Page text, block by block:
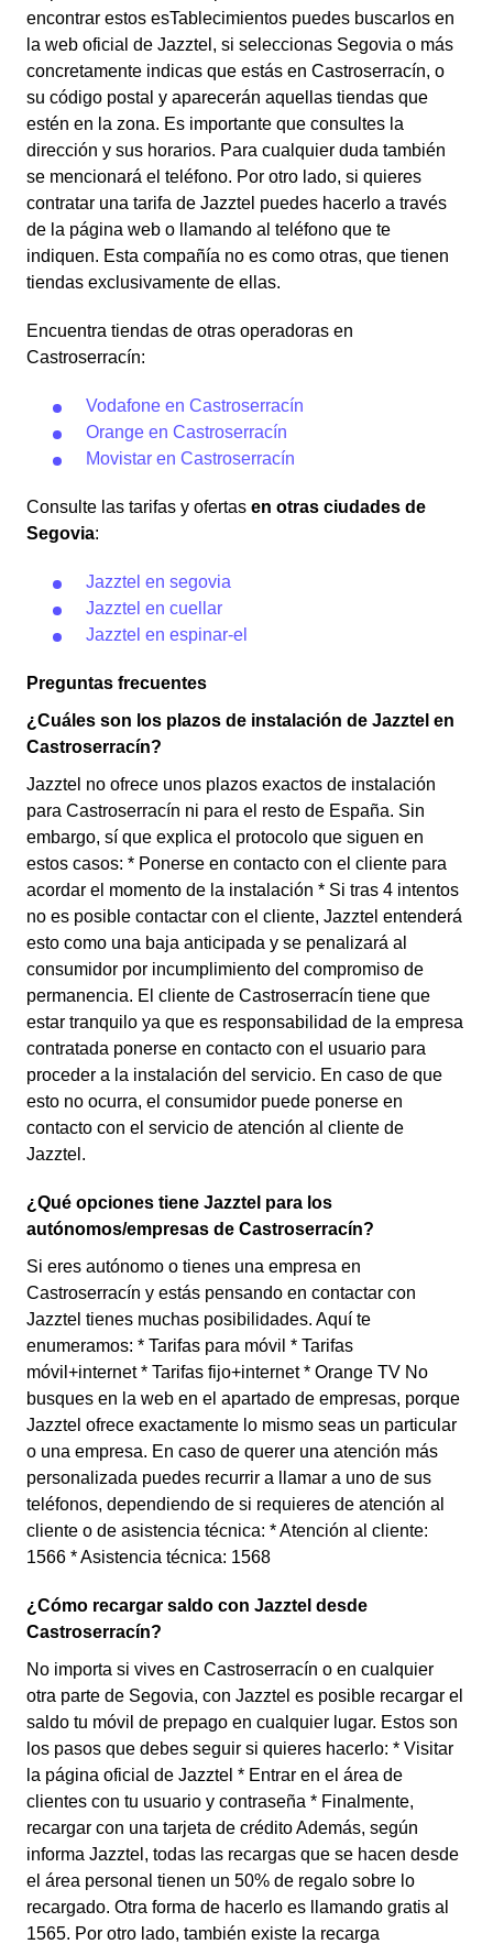
encontrar estos esTablecimientos puedes buscarlos en
la web oficial de Jazztel, si seleccionas Segovia o más
concretamente indicas que estás en Castroserracín, o
su código postal y aparecerán aquellas tiendas que
estén en la zona. Es importante que consultes la
dirección y sus horarios. Para cualquier duda también
se mencionará el teléfono. Por otro lado, si quieres
contratar una tarifa de Jazztel puedes hacerlo a través
de la página web o llamando al teléfono que te
indiquen. Esta compañía no es como otras, que tienen
tiendas exclusivamente de ellas.
Encuentra tiendas de otras operadoras en
Castroserracín:
Vodafone en Castroserracín
Orange en Castroserracín
Movistar en Castroserracín
Consulte las tarifas y ofertas en otras ciudades de
Segovia:
Jazztel en segovia
Jazztel en cuellar
Jazztel en espinar-el
Preguntas frecuentes
¿Cuáles son los plazos de instalación de Jazztel en
Castroserracín?
Jazztel no ofrece unos plazos exactos de instalación
para Castroserracín ni para el resto de España. Sin
embargo, sí que explica el protocolo que siguen en
estos casos: * Ponerse en contacto con el cliente para
acordar el momento de la instalación * Si tras 4 intentos
no es posible contactar con el cliente, Jazztel entenderá
esto como una baja anticipada y se penalizará al
consumidor por incumplimiento del compromiso de
permanencia. El cliente de Castroserracín tiene que
estar tranquilo ya que es responsabilidad de la empresa
contratada ponerse en contacto con el usuario para
proceder a la instalación del servicio. En caso de que
esto no ocurra, el consumidor puede ponerse en
contacto con el servicio de atención al cliente de
Jazztel.
¿Qué opciones tiene Jazztel para los
autónomos/empresas de Castroserracín?
Si eres autónomo o tienes una empresa en
Castroserracín y estás pensando en contactar con
Jazztel tienes muchas posibilidades. Aquí te
enumeramos: * Tarifas para móvil * Tarifas
móvil+internet * Tarifas fijo+internet * Orange TV No
busques en la web en el apartado de empresas, porque
Jazztel ofrece exactamente lo mismo seas un particular
o una empresa. En caso de querer una atención más
personalizada puedes recurrir a llamar a uno de sus
teléfonos, dependiendo de si requieres de atención al
cliente o de asistencia técnica: * Atención al cliente:
1566 * Asistencia técnica: 1568
¿Cómo recargar saldo con Jazztel desde
Castroserracín?
No importa si vives en Castroserracín o en cualquier
otra parte de Segovia, con Jazztel es posible recargar el
saldo tu móvil de prepago en cualquier lugar. Estos son
los pasos que debes seguir si quieres hacerlo: * Visitar
la página oficial de Jazztel * Entrar en el área de
clientes con tu usuario y contraseña * Finalmente,
recargar con una tarjeta de crédito Además, según
informa Jazztel, todas las recargas que se hacen desde
el área personal tienen un 50% de regalo sobre lo
recargado. Otra forma de hacerlo es llamando gratis al
1565. Por otro lado, también existe la recarga